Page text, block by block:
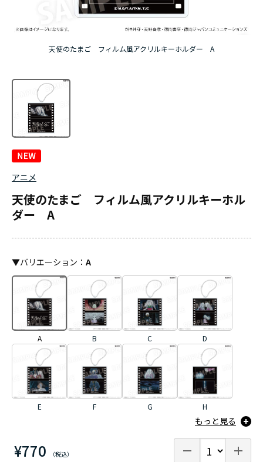
天使のたまご フィルム風アクリルキーホルダー A
アニメ
天使のたまご フィルム風アクリルキーホル
ダー A
¥770
▼バリエーション ： A
A B C D
E F G H
もっと見る